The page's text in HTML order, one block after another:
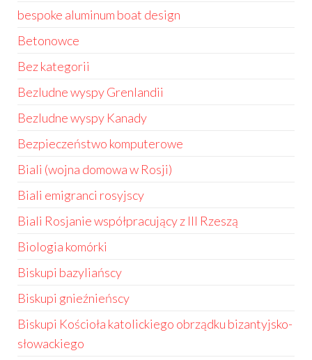
bespoke aluminum boat design
Betonowce
Bez kategorii
Bezludne wyspy Grenlandii
Bezludne wyspy Kanady
Bezpieczeństwo komputerowe
Biali (wojna domowa w Rosji)
Biali emigranci rosyjscy
Biali Rosjanie współpracujący z III Rzeszą
Biologia komórki
Biskupi bazyliańscy
Biskupi gnieźnieńscy
Biskupi Kościoła katolickiego obrządku bizantyjsko-
słowackiego